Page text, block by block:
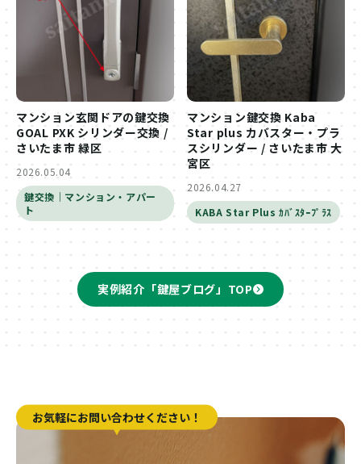
マンション玄関ドアの鍵交換
GOAL PXK シリンダー交換 /
さいたま市 緑区
2026.05.04
鍵交換｜マンション・アパー
ト
マンション鍵交換 Kaba
Star plus カバスター・プラ
スシリンダー / さいたま市 大
宮区
2026.04.27
KABA Star Plus ｶﾊﾞｽﾀｰﾌﾟﾗｽ
実例紹介「鍵屋ブログ」TOP
お気軽にお問い合わせください！